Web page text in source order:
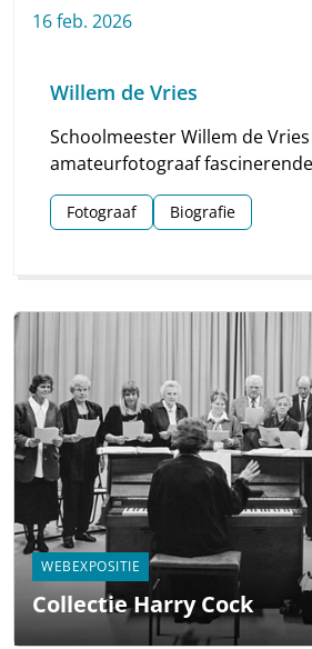
16feb. 2026
Willem de Vries
Schoolmeester Willem de
amateurfotograaf
Linde en omgeving.
schoolkinderen, portretten en
Fotograaf Biografie
WEBEXPOSITIE
Collectie Harry Cock